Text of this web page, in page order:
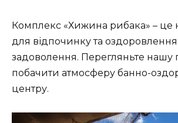
Комплекс «Хижина рибака» – це
для відпочинку та
задоволення. Перегляньте нашу
побачити атмосферу банно-
центру.